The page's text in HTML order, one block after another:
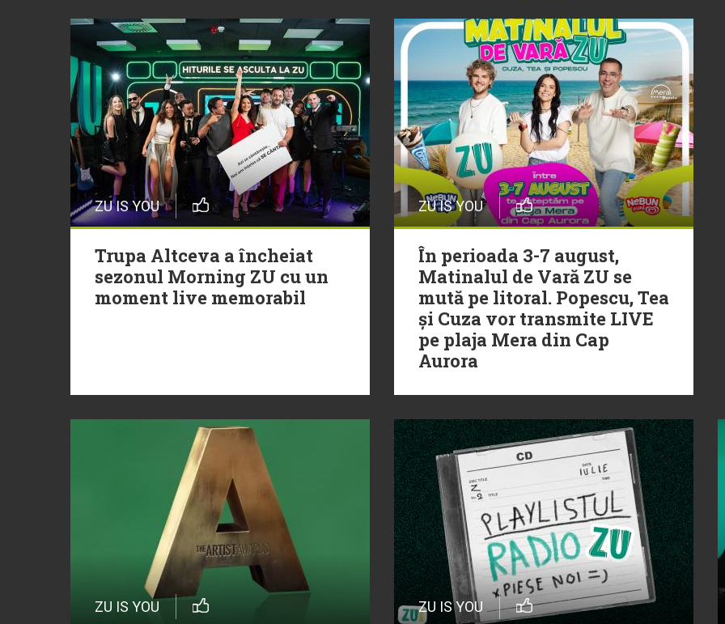
ZU IS YOU
Trupa Altceva a încheiat
sezonul Morning ZU cu un
moment live memorabil
ZU IS YOU
În perioada 3-7 august,
Matinalul de Vară ZU se
mută pe litoral. Popescu, Tea
și Cuza vor transmite LIVE
pe plaja Mera din Cap
Aurora
ZU IS YOU ZU IS YOU